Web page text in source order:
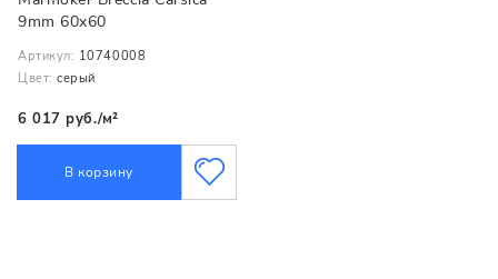
9mm 60x60
Артикул: 10740008
Цвет: серый
6 017 руб./м²
В корзину